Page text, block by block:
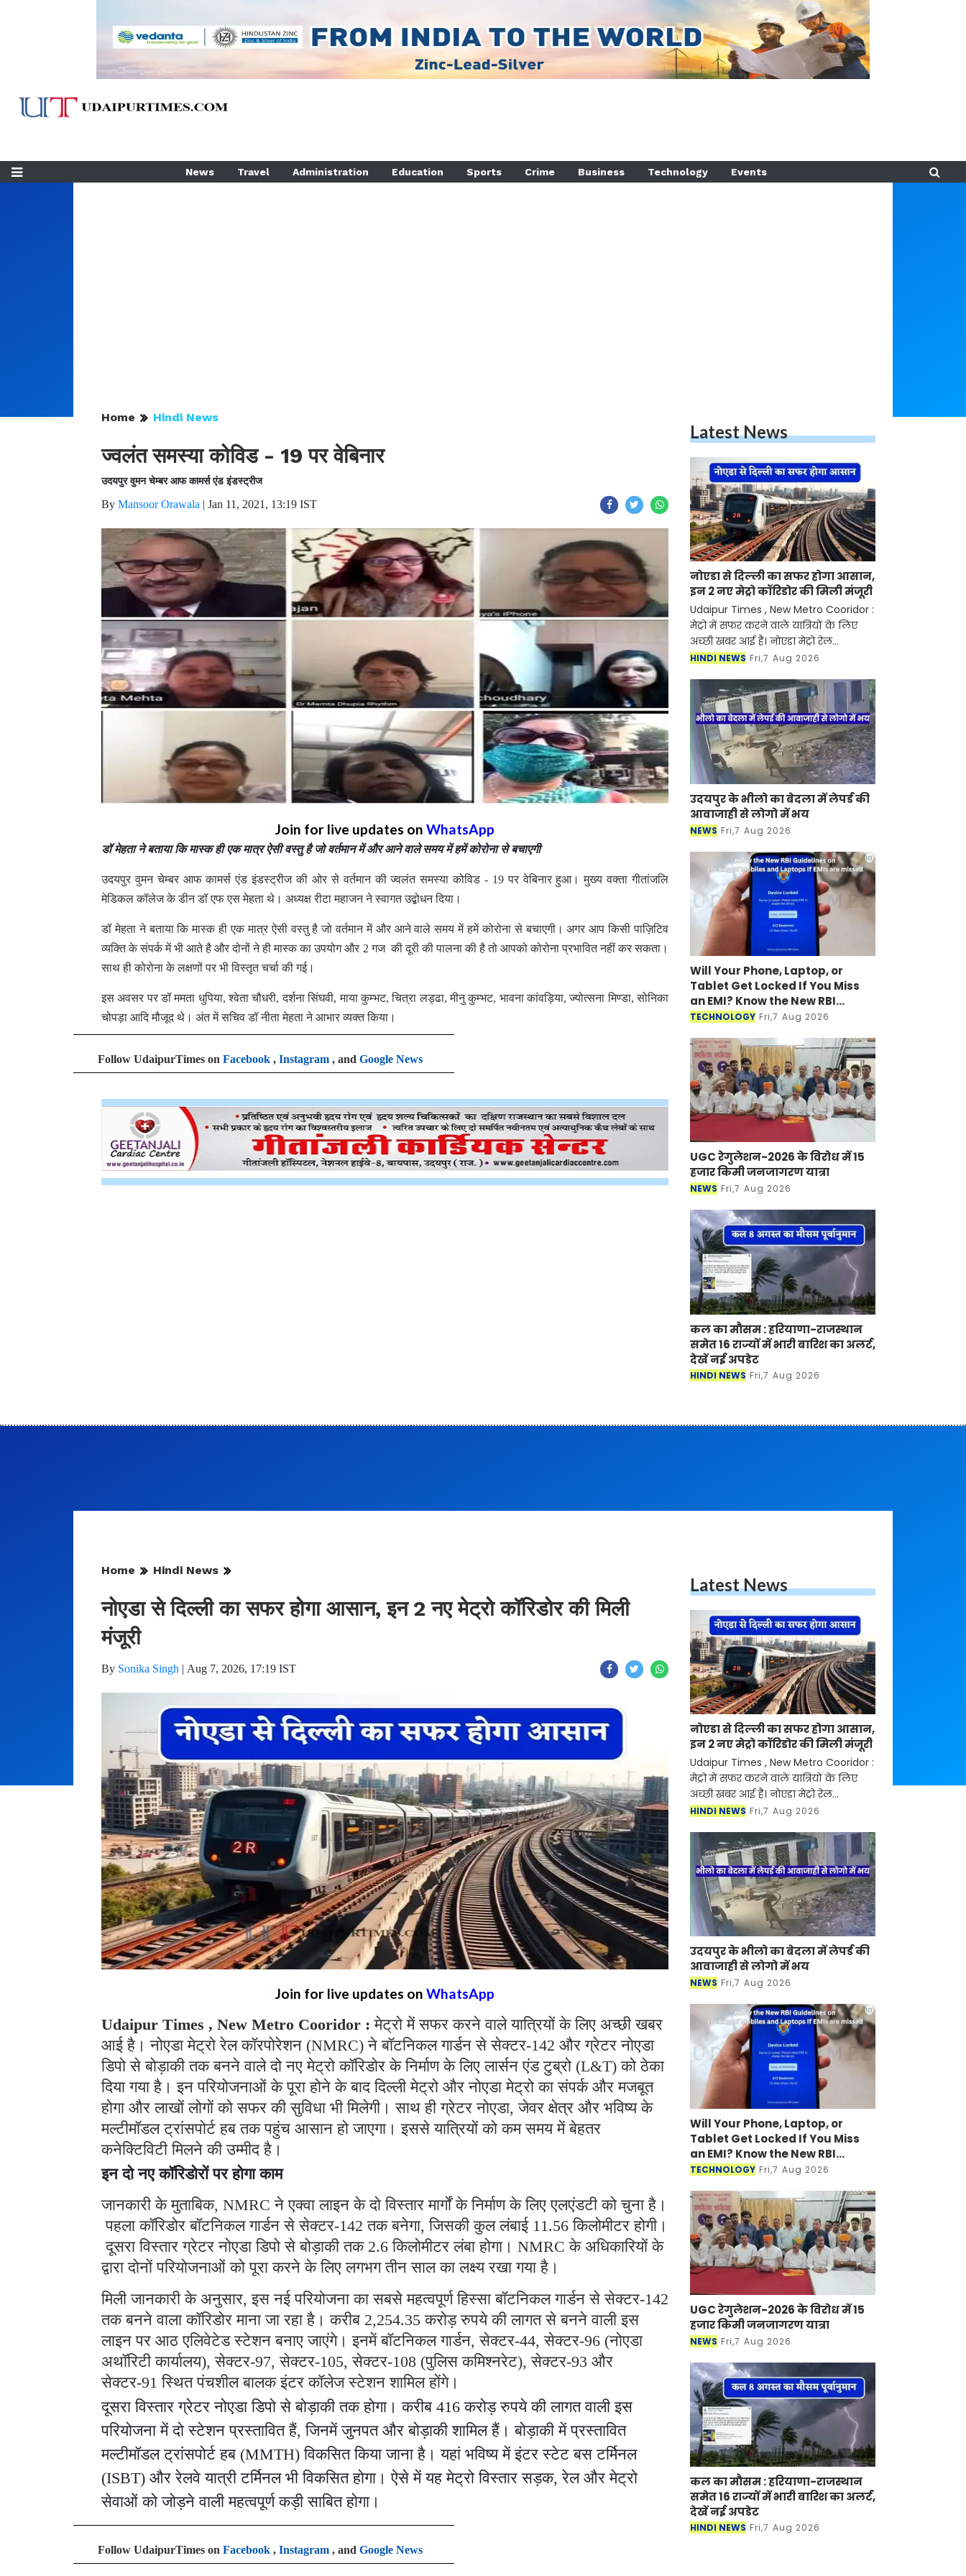
News Travel Administration Education Sports Crime Business Technology Events
Home Hindi News
ज्वलंत समस्या कोविड - 19 पर वेबिनार
उदयपुर वुमन चेम्बर आफ कामर्स एंड इंडस्ट्रीज
By Mansoor Orawala | Jan 11, 2021, 13:19 IST
Join for live updates on WhatsApp
डॉ मेहता ने बताया कि मास्क ही एक मात्र ऐसी वस्तु है जो वर्तमान में और आने वाले समय में हमें कोरोना से बचाएगी
उदयपुर वुमन चेम्बर आफ कामर्स एंड इंडस्ट्रीज की ओर से वर्तमान की ज्वलंत समस्या कोविड - 19 पर वेबिनार हुआ। मुख्य वक्ता गीतांजलि
मेडिकल कॉलेज के डीन डॉ एफ एस मेहता थे। अध्यक्ष रीटा महाजन ने स्वागत उद्बोधन दिया।
डॉ मेहता ने बताया कि मास्क ही एक मात्र ऐसी वस्तु है जो वर्तमान में और आने वाले समय में हमें कोरोना से बचाएगी। अगर आप किसी पाज़िटिव
व्यक्ति के संपर्क में भी आते है और दोनों ने ही मास्क का उपयोग और 2 गज की दूरी की पालना की है तो आपको कोरोना प्रभावित नहीं कर सकता।
साथ ही कोरोना के लक्षणों पर भी विस्तृत चर्चा की गई।
इस अवसर पर डॉ ममता धुपिया, श्वेता चौधरी, दर्शना सिंघवी, माया कुम्भट, चित्रा लड्ढा, मीनु कुम्भट, भावना कांवड़िया, ज्योत्सना मिण्डा, सोनिका
चोपड़ा आदि मौजूद थे। अंत में सचिव डॉ नीता मेहता ने आभार व्यक्त किया।
Follow UdaipurTimes on Facebook , Instagram , and Google News
Latest News
नोएडा से दिल्ली का सफर होगा आसान,
इन 2 नए मेट्रो कॉरिडोर की मिली मंजूरी
Udaipur Times , New Metro Cooridor :
मेट्रो में सफर करने वाले यात्रियों के लिए
अच्छी खबर आई है। नोएडा मेट्रो रेल
कॉरपोरेशन (NMRC) ने बॉटनिकल गार्डन
बोड़ाकी तक बन
HINDI NEWS Fri,7 Aug 2026
उदयपुर के भीलो का बेदला में लेपर्ड की
आवाजाही से लोगो में भय
NEWS Fri,7 Aug 2026
Will Your Phone, Laptop, or
Tablet Get Locked If You Miss
an EMI? Know the New RBI
Guidelines
TECHNOLOGY Fri,7 Aug 2026
UGC रेगुलेशन-2026 के विरोध में 15
हजार किमी जनजागरण यात्रा
NEWS Fri,7 Aug 2026
कल का मौसम : हरियाणा-राजस्थान
समेत 16 राज्यों में भारी बारिश का अलर्ट,
देखें नई अपडेट
HINDI NEWS Fri,7 Aug 2026
Home Hindi News
नोएडा से दिल्ली का सफर होगा आसान, इन 2 नए मेट्रो कॉरिडोर की मिली
मंजूरी
By Sonika Singh | Aug 7, 2026, 17:19 IST
Join for live updates on WhatsApp
Udaipur Times , New Metro Cooridor : मेट्रो में सफर करने वाले यात्रियों के लिए अच्छी खबर
आई है। नोएडा मेट्रो रेल कॉरपोरेशन (NMRC) ने बॉटनिकल गार्डन से सेक्टर-142 और ग्रेटर नोएडा
डिपो से बोड़ाकी तक बनने वाले दो नए मेट्रो कॉरिडोर के निर्माण के लिए लार्सन एंड टुब्रो (L&T) को ठेका
दिया गया है। इन परियोजनाओं के पूरा होने के बाद दिल्ली मेट्रो और नोएडा मेट्रो का संपर्क और मजबूत
होगा और लाखों लोगों को सफर की सुविधा भी मिलेगी। साथ ही ग्रेटर नोएडा, जेवर क्षेत्र और भविष्य के
मल्टीमॉडल ट्रांसपोर्ट हब तक पहुंच आसान हो जाएगा। इससे यात्रियों को कम समय में बेहतर
कनेक्टिविटी मिलने की उम्मीद है।
इन दो नए कॉरिडोरों पर होगा काम
जानकारी के मुताबिक, NMRC ने एक्वा लाइन के दो विस्तार मार्गों के निर्माण के लिए एलएंडटी को चुना है।
पहला कॉरिडोर बॉटनिकल गार्डन से सेक्टर-142 तक बनेगा, जिसकी कुल लंबाई 11.56 किलोमीटर होगी।
दूसरा विस्तार ग्रेटर नोएडा डिपो से बोड़ाकी तक 2.6 किलोमीटर लंबा होगा। NMRC के अधिकारियों के
द्वारा दोनों परियोजनाओं को पूरा करने के लिए लगभग तीन साल का लक्ष्य रखा गया है।
मिली जानकारी के अनुसार, इस नई परियोजना का सबसे महत्वपूर्ण हिस्सा बॉटनिकल गार्डन से सेक्टर-142
तक बनने वाला कॉरिडोर माना जा रहा है। करीब 2,254.35 करोड़ रुपये की लागत से बनने वाली इस
लाइन पर आठ एलिवेटेड स्टेशन बनाए जाएंगे। इनमें बॉटनिकल गार्डन, सेक्टर-44, सेक्टर-96 (नोएडा
अथॉरिटी कार्यालय), सेक्टर-97, सेक्टर-105, सेक्टर-108 (पुलिस कमिश्नरेट), सेक्टर-93 और
सेक्टर-91 स्थित पंचशील बालक इंटर कॉलेज स्टेशन शामिल होंगे।
दूसरा विस्तार ग्रेटर नोएडा डिपो से बोड़ाकी तक होगा। करीब 416 करोड़ रुपये की लागत वाली इस
परियोजना में दो स्टेशन प्रस्तावित हैं, जिनमें जुनपत और बोड़ाकी शामिल हैं। बोड़ाकी में प्रस्तावित
मल्टीमॉडल ट्रांसपोर्ट हब (MMTH) विकसित किया जाना है। यहां भविष्य में इंटर स्टेट बस टर्मिनल
(ISBT) और रेलवे यात्री टर्मिनल भी विकसित होगा। ऐसे में यह मेट्रो विस्तार सड़क, रेल और मेट्रो
सेवाओं को जोड़ने वाली महत्वपूर्ण कड़ी साबित होगा।
Follow UdaipurTimes on Facebook , Instagram , and Google News
Latest News
नोएडा से दिल्ली का सफर होगा आसान,
इन 2 नए मेट्रो कॉरिडोर की मिली मंजूरी
Udaipur Times , New Metro Cooridor :
मेट्रो में सफर करने वाले यात्रियों के लिए
अच्छी खबर आई है। नोएडा मेट्रो रेल
कॉरपोरेशन (NMRC) ने बॉटनिकल गार्डन
बोड़ाकी तक बन
HINDI NEWS Fri,7 Aug 2026
उदयपुर के भीलो का बेदला में लेपर्ड की
आवाजाही से लोगो में भय
NEWS Fri,7 Aug 2026
Will Your Phone, Laptop, or
Tablet Get Locked If You Miss
an EMI? Know the New RBI
Guidelines
TECHNOLOGY Fri,7 Aug 2026
UGC रेगुलेशन-2026 के विरोध में 15
हजार किमी जनजागरण यात्रा
NEWS Fri,7 Aug 2026
कल का मौसम : हरियाणा-राजस्थान
समेत 16 राज्यों में भारी बारिश का अलर्ट,
देखें नई अपडेट
HINDI NEWS Fri,7 Aug 2026